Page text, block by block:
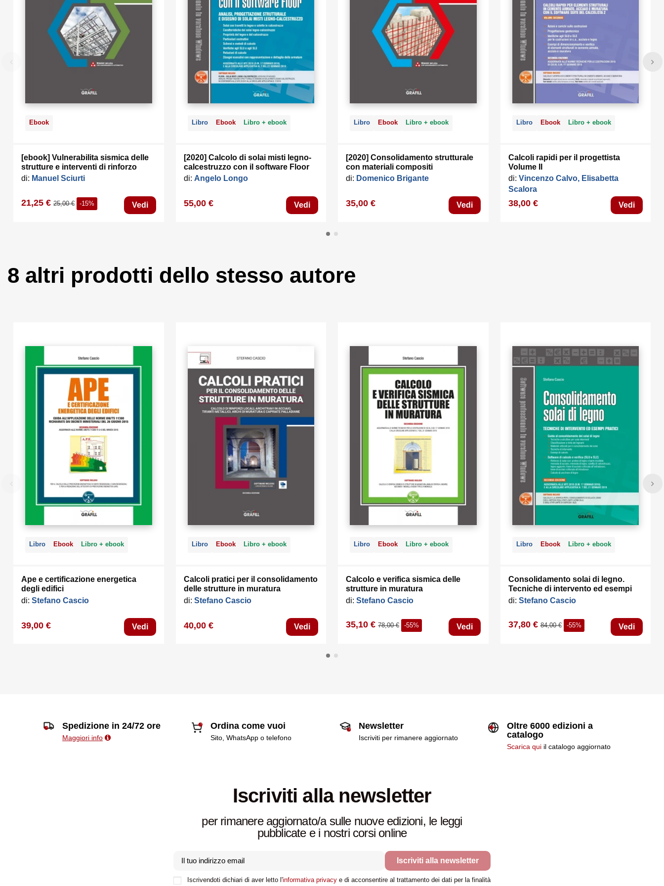
privilegi di amministratore); MS .Net Framework 4+; 250 MB liberi
sull’HDD; 2 GB di RAM; Software per gestire documenti PDF e
Office (consigliato MS Office 2016+). La WebApp che gestisce i
contenuti software funziona anche su dispositivi Mac OS X, Linux,
AUTORE
Stefano Cascio
calcolo strutturale di edifici in muratura in zona sismica, tetti di legno,
tettoie di legno, scale in cemento armato.
Ebook
[ebook] Vulnerabilita sismica delle
strutture e interventi di rinforzo
di: Manuel Sciurti
21,25 € 25,00 € -15% Vedi
Libro Ebook Libro + ebook
[2020] Calcolo di solai misti legno-
calcestruzzo con il software Floor
di: Angelo Longo
55,00 € Vedi
Libro Ebook Libro + ebook
[2020] Consolidamento strutturale
con materiali compositi
di: Domenico Brigante
35,00 € Vedi
Libro Ebook Libro + ebook
Calcoli rapidi per il progettista
Volume II
di: Vincenzo Calvo, Elisabetta
Scalora
38,00 € Vedi
8 altri prodotti dello stesso autore
Libro Ebook Libro + ebook
Ape e certificazione energetica
degli edifici
di: Stefano Cascio
39,00 € Vedi
Libro Ebook Libro + ebook
Calcoli pratici per il consolidamento
delle strutture in muratura
di: Stefano Cascio
40,00 € Vedi
Libro Ebook Libro + ebook
Calcolo e verifica sismica delle
strutture in muratura
di: Stefano Cascio
35,10 € 78,00 € -55% Vedi
Libro Ebook Libro + ebook
Consolidamento solai di legno.
Tecniche di intervento ed esempi
pratici
di: Stefano Cascio
37,80 €84,00 € -55% Vedi
Spedizione in 24/72 ore
Maggiori info
Ordina come vuoi
Sito, WhatsApp o telefono
Newsletter
Iscriviti per rimanere aggiornato
Oltre 6000 edizioni a
catalogo
Scarica qui il catalogo aggiornato
Iscriviti alla newsletter
per rimanere aggiornato/a sulle nuove edizioni, le leggi
pubblicate e i nostri corsi online
Iscriviti alla newsletter
Iscrivendoti dichiari di aver letto l'informativa privacy e di acconsentire al trattamento dei dati per la finalità